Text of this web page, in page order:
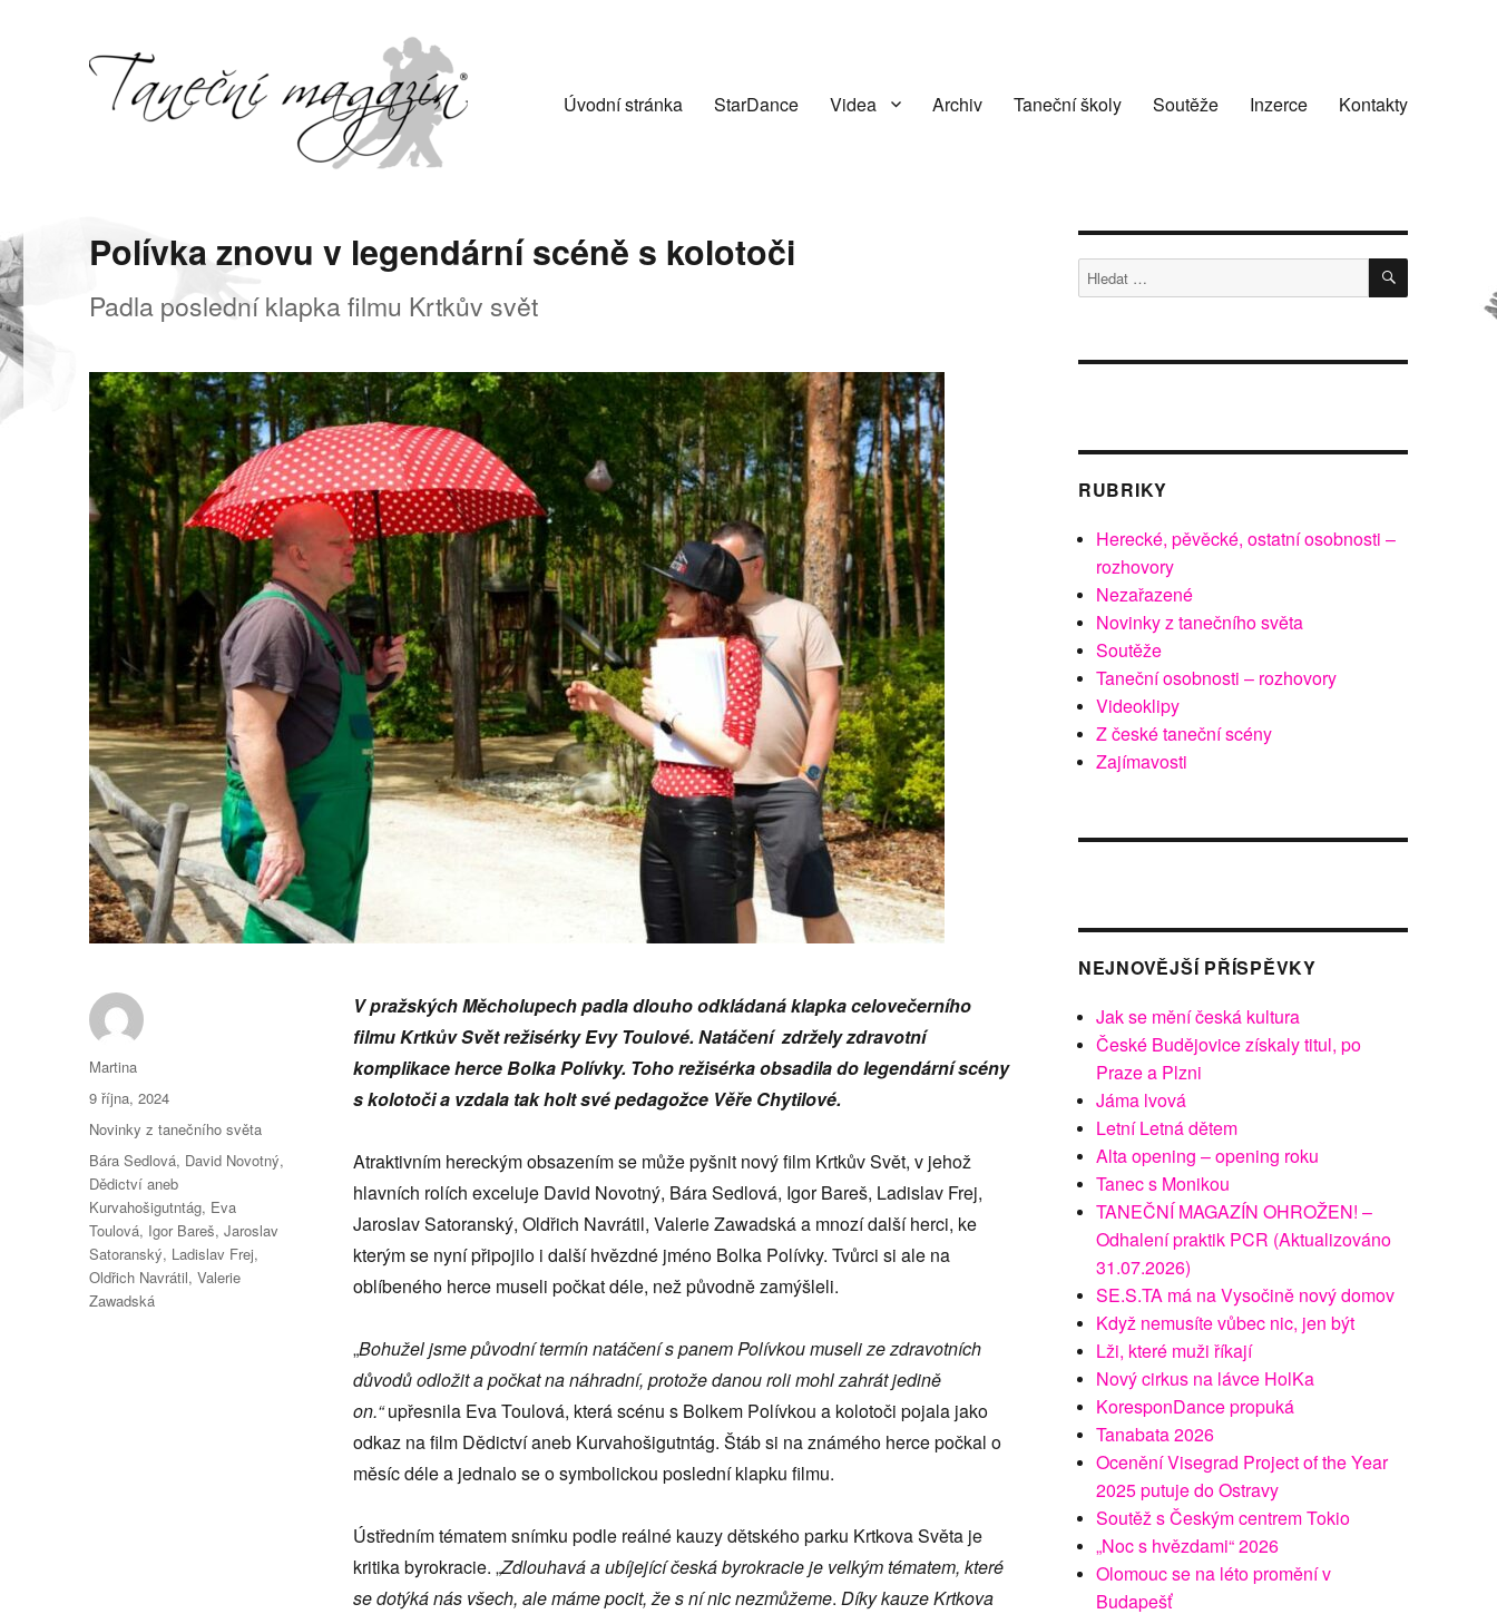
Úvodní stránka StarDance Videa Archiv Taneční školy Soutěže Inzerce Kontakty
Polívka znovu v legendární scéně s kolotoči
Padla poslední klapka filmu Krtkův svět
V pražských Měcholupech padla dlouho odkládaná klapka celovečerního
filmu Krtkův Svět režisérky Evy Toulové. Natáčení zdržely zdravotní
komplikace herce Bolka Polívky. Toho režisérka obsadila do legendární scény
s kolotoči a vzdala tak holt své pedagožce Věře Chytilové.
Atraktivním hereckým obsazením se může pyšnit nový film Krtkův Svět, v jehož
hlavních rolích exceluje David Novotný, Bára Sedlová, Igor Bareš, Ladislav Frej,
Jaroslav Satoranský, Oldřich Navrátil, Valerie Zawadská a mnozí další herci, ke
kterým se nyní připojilo i další hvězdné jméno Bolka Polívky. Tvůrci si ale na
oblíbeného herce museli počkat déle, než původně zamýšleli.
„Bohužel jsme původní termín natáčení s panem Polívkou museli ze zdravotních
důvodů odložit a počkat na náhradní, protože danou roli mohl zahrát jedině
on.“upřesnila Eva Toulová, která scénu s Bolkem Polívkou a kolotoči pojala jako
odkaz na film Dědictví aneb Kurvahošigutntág. Štáb si na známého herce počkal o
měsíc déle a jednalo se o symbolickou poslední klapku filmu.
Ústředním tématem snímku podle reálné kauzy dětského parku Krtkova Světa je
kritika byrokracie. „Zdlouhavá a ubíjející česká byrokracie je velkým tématem, které
se dotýká nás všech, ale máme pocit, že s ní nic nezmůžeme. Díky kauze Krtkova
Autor:
Martina
Publikováno:
9 října, 2024
Rubriky:
Novinky z tanečního světa
Štítky:
Bára Sedlová, David Novotný,
Dědictví aneb
Kurvahošigutntág, Eva
Toulová, Igor Bareš,Jaroslav
Satoranský, Ladislav Frej,
Oldřich Navrátil,Valerie
Zawadská
Hledat: HLEDÁNÍ
RUBRIKY
Herecké, pěvěcké, ostatní osobnosti –
rozhovory
Nezařazené
Novinky z tanečního světa
Soutěže
Taneční osobnosti – rozhovory
Videoklipy
Z české taneční scény
Zajímavosti
NEJNOVĚJŠÍ PŘÍSPĚVKY
Jak se mění česká kultura
České Budějovice získaly titul, po
Praze a Plzni
Jáma lvová
Letní Letná dětem
Alta opening – opening roku
Tanec s Monikou
TANEČNÍ MAGAZÍN OHROŽEN! –
Odhalení praktik PCR (Aktualizováno
31.07.2026)
SE.S.TA má na Vysočině nový domov
Když nemusíte vůbec nic, jen být
Lži, které muži říkají
Nový cirkus na lávce HolKa
KoresponDance propuká
Tanabata 2026
Ocenění Visegrad Project of the Year
2025 putuje do Ostravy
Soutěž s Českým centrem Tokio
„Noc s hvězdami“ 2026
Olomouc se na léto promění v
Budapešť